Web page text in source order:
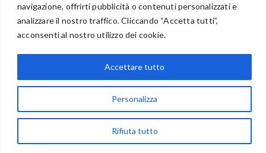
navigazione, offrirti pubblicità o contenuti personalizzati e
analizzare il nostro traffico. Cliccando “Accetta tutti”,
acconsenti al nostro utilizzo dei cookie.
Personalizza
Rifiuta tutto
Accettare tutto
BENVENUTI NEL PORTALE RIVENDITORI
via Acqua delle Noci 12
83024 Monteforte Irpino (AV)
(+39) 081-7777233